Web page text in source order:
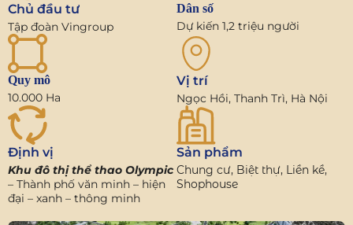
Chủ đầu tư
Tập đoàn Vingroup
Dân số
Dự kiến 1,2 triệu người
Quy mô
10.000 Ha
Vị trí
Ngọc Hồi, Thanh Trì, Hà Nội
Định vị
Khu đô thị thể thao Olympic
– Thành phố văn minh – hiện
đại – xanh – thông minh
Sản phẩm
Chung cư, Biệt thự, Liền kề,
Shophouse